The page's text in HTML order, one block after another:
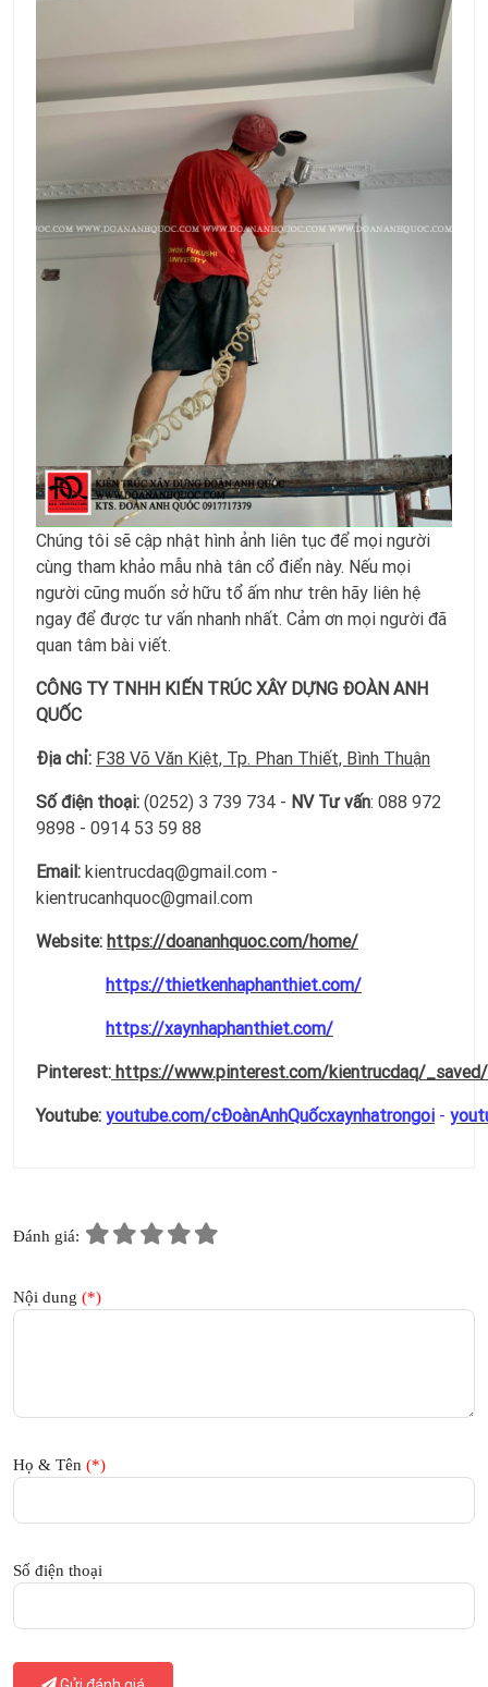
Chúng tôi sẽ cập nhật hình ảnh liên tục để mọi người
cùng tham khảo mẫu nhà tân cổ điển này. Nếu mọi
người cũng muốn sở hữu tổ ấm như trên hãy liên hệ
ngay để được tư vấn nhanh nhất. Cảm ơn mọi người đã
quan tâm bài viết.
CÔNG TY TNHH KIẾN TRÚC XÂY DỰNG ĐOÀN ANH
QUỐC
Địa chỉ: F38 Võ Văn Kiệt, Tp. Phan Thiết, Bình Thuận
Số điện thoại: (0252) 3 739 734 - NV Tư vấn: 088 972
9898 - 0914 53 59 88
Email: kientrucdaq@gmail.com -
kientrucanhquoc@gmail.com
Website: https://doananhquoc.com/home/
https://thietkenhaphanthiet.com/
https://xaynhaphanthiet.com/
Pinterest: https://www.pinterest.com/kientrucdaq/_saved/
Youtube: youtube.com/cĐoànAnhQuốcxaynhatrongoi -
Đánh giá:
Nội dung (*)
Họ & Tên (*)
Số điện thoại